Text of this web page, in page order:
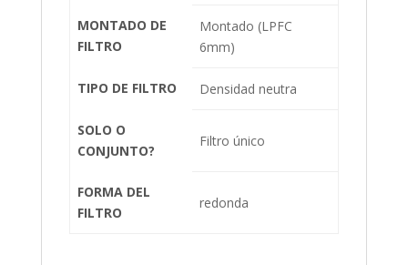
MONTADO DE
FILTRO
Montado (LPFC
6mm)
TIPO DE FILTRO Densidad neutra
SOLO O
CONJUNTO?
Filtro único
FORMA DEL
FILTRO
redonda